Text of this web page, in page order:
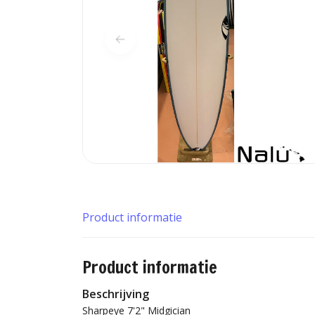
Product informatie
Product informatie
Beschrijving
Sharpeye 7'2" Midgician